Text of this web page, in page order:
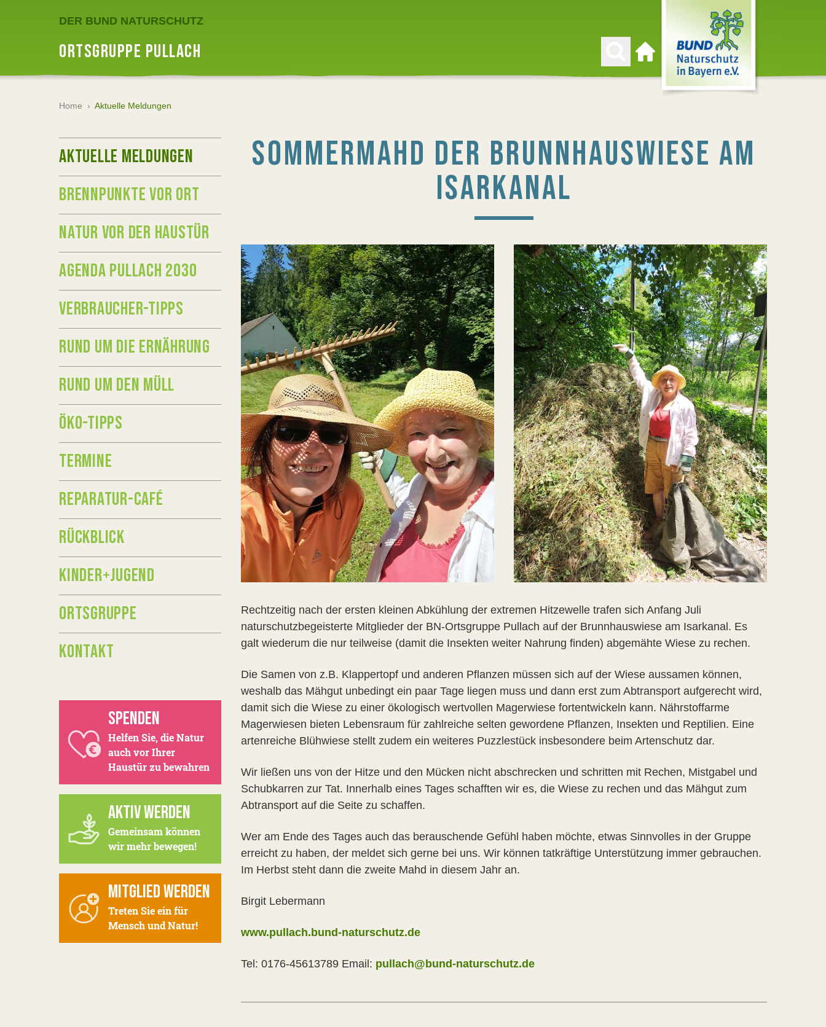
DER BUND NATURSCHUTZ
ORTSGRUPPE PULLACH
Zur Startseite
Home › Aktuelle Meldungen
SOMMERMAHD DER BRUNNHAUSWIESE AM
ISARKANAL
Rechtzeitig nach der ersten kleinen Abkühlung der extremen Hitzewelle trafen sich Anfang Juli
naturschutzbegeisterte Mitglieder der BN-Ortsgruppe Pullach auf der Brunnhauswiese am Isarkanal. Es
galt wiederum die nur teilweise (damit die Insekten weiter Nahrung finden) abgemähte Wiese zu rechen.
Die Samen von z.B. Klappertopf und anderen Pflanzen müssen sich auf der Wiese aussamen können,
weshalb das Mähgut unbedingt ein paar Tage liegen muss und dann erst zum Abtransport aufgerecht wird,
damit sich die Wiese zu einer ökologisch wertvollen Magerwiese fortentwickeln kann. Nährstoffarme
Magerwiesen bieten Lebensraum für zahlreiche selten gewordene Pflanzen, Insekten und Reptilien. Eine
artenreiche Blühwiese stellt zudem ein weiteres Puzzlestück insbesondere beim Artenschutz dar.
Wir ließen uns von der Hitze und den Mücken nicht abschrecken und schritten mit Rechen, Mistgabel und
Schubkarren zur Tat. Innerhalb eines Tages schafften wir es, die Wiese zu rechen und das Mähgut zum
Abtransport auf die Seite zu schaffen.
Wer am Ende des Tages auch das berauschende Gefühl haben möchte, etwas Sinnvolles in der Gruppe
erreicht zu haben, der meldet sich gerne bei uns. Wir können tatkräftige Unterstützung immer gebrauchen.
Im Herbst steht dann die zweite Mahd in diesem Jahr an.
Birgit Lebermann
www.pullach.bund-naturschutz.de
Tel: 0176-45613789 Email: pullach@bund-naturschutz.de
AKTUELLE MELDUNGEN
BRENNPUNKTE VOR ORT
NATUR VOR DER HAUSTÜR
AGENDA PULLACH 2030
VERBRAUCHER-TIPPS
RUND UM DIE ERNÄHRUNG
RUND UM DEN MÜLL
ÖKO-TIPPS
TERMINE
REPARATUR-CAFÉ
RÜCKBLICK
KINDER+JUGEND
ORTSGRUPPE
KONTAKT
SPENDEN
Helfen Sie, die Natur
auch vor Ihrer
Haustür zu bewahren
AKTIV WERDEN
Gemeinsam können
wir mehr bewegen!
MITGLIED WERDEN
Treten Sie ein für
Mensch und Natur!